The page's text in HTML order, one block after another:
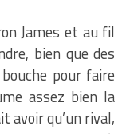
James et au fil
bien que des
pour faire
assez bien la
avoir qu’un rival,